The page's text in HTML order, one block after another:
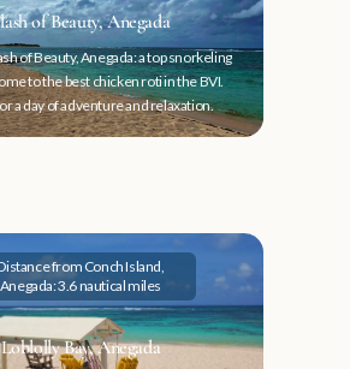
of Beauty, Anegada
of Beauty, Anegada: a top snorkeling
to the best chicken roti in the BVI.
a day of adventure and relaxation.
from Conch Island,
Anegada: 3.6 nautical miles
Loblolly Bay, Anegada